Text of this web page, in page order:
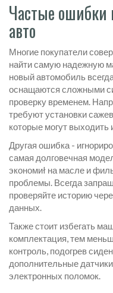
Частые ошибки
авто
Многие покупатели
найти самую надежную
новый автомобиль
оснащаются сложными
проверку временем.
требуют установки
которые могут выходить
Другая ошибка -
самая долговечная
экономиł на масле и
проблемы. Всегда
проверяйте историю
данных.
Также стоит избегать
комплектация, тем
контроль, подогрев
дополнительные
электронных поломок.